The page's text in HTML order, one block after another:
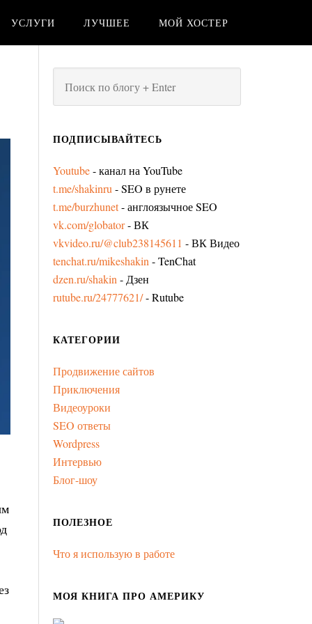
УСЛУГИ ЛУЧШЕЕ МОЙ ХОСТЕР
ПОДПИСЫВАЙТЕСЬ
Youtube- канал на YouTube
t.me/shakinru - SEO в рунете
t.me/burzhunet- англоязычное SEO
vk.com/globator- ВК
vkvideo.ru/@club238145611 - ВК Видео
tenchat.ru/mikeshakin - TenChat
dzen.ru/shakin - Дзен
rutube.ru/24777621/- Rutube
КАТЕГОРИИ
Продвижение сайтов
Приключения
Видеоуроки
SEO ответы
Wordpress
Интервью
Блог-шоу
ПОЛЕЗНОЕ
Что я использую в работе
МОЯ КНИГА ПРО АМЕРИКУ